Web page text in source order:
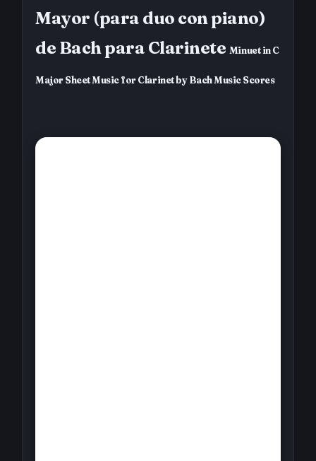
Mayor (para duo con piano)
de Bach para Clarinete Minuet in C
Major Sheet Music for Clarinet by Bach Music Scores